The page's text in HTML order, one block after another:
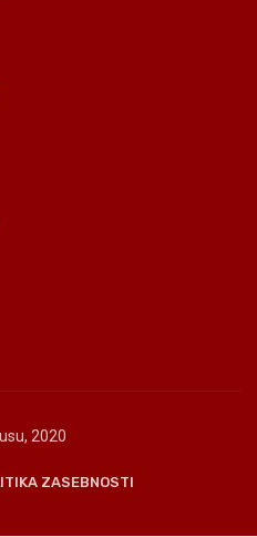
2020
ZASEBNOSTI